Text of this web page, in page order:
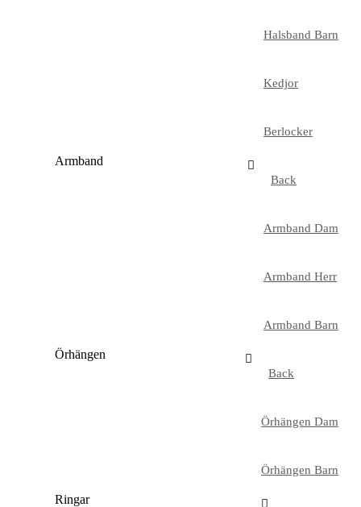
Halsband Barn
Kedjor
Berlocker
Armband
Back
Armband Dam
Armband Herr
Armband Barn
Örhängen
Back
Örhängen Dam
Örhängen Barn
Ringar